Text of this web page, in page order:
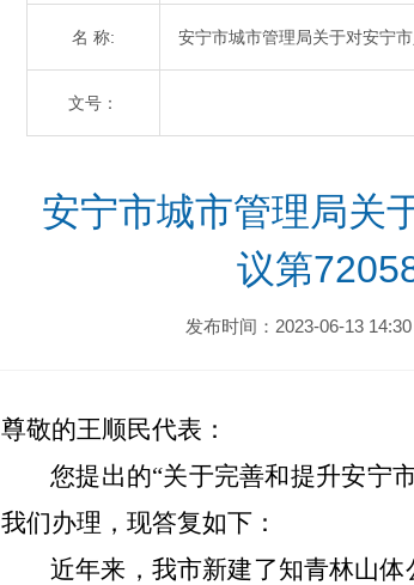
名 称: 安宁市城市管理局关于对安宁
文号：
安宁市城市管理局关
议第
发布时间：2023-06-13 14:30
尊敬的王顺民代表：
您提出的“关于完善和提升安宁
我们办理，现答复如下：
近年来，我市新建了知青林山